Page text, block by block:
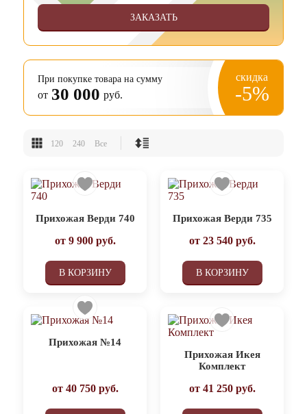
ЗАКАЗАТЬ
При покупке товара на сумму
от 30 000 руб.
скидка
-5%
120 240 Все
Прихожая Верди 740
от 9 900руб.
В КОРЗИНУ
Прихожая Верди 735
от 23 540руб.
В КОРЗИНУ
Прихожая №14
от 40 750руб.
Прихожая Икея
Комплект
от 41 250руб.